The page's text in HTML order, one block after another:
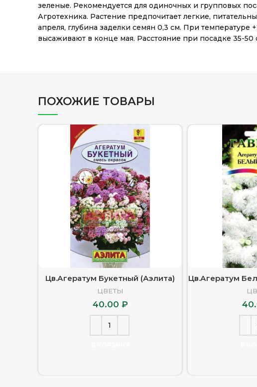
зеленые. Рекомендуется для одиночных и групповых
Агротехника. Растение предпочитает легкие,
апреля, глубина заделки семян 0,3 см. При
высаживают в конце мая. Расстояние при посадке 35-
ПОХОЖИЕ ТОВАРЫ
Цв.Агератум Букетный (Аэлита)
ЦВЕТЫ
40.00 ₽
Цв.Агератум